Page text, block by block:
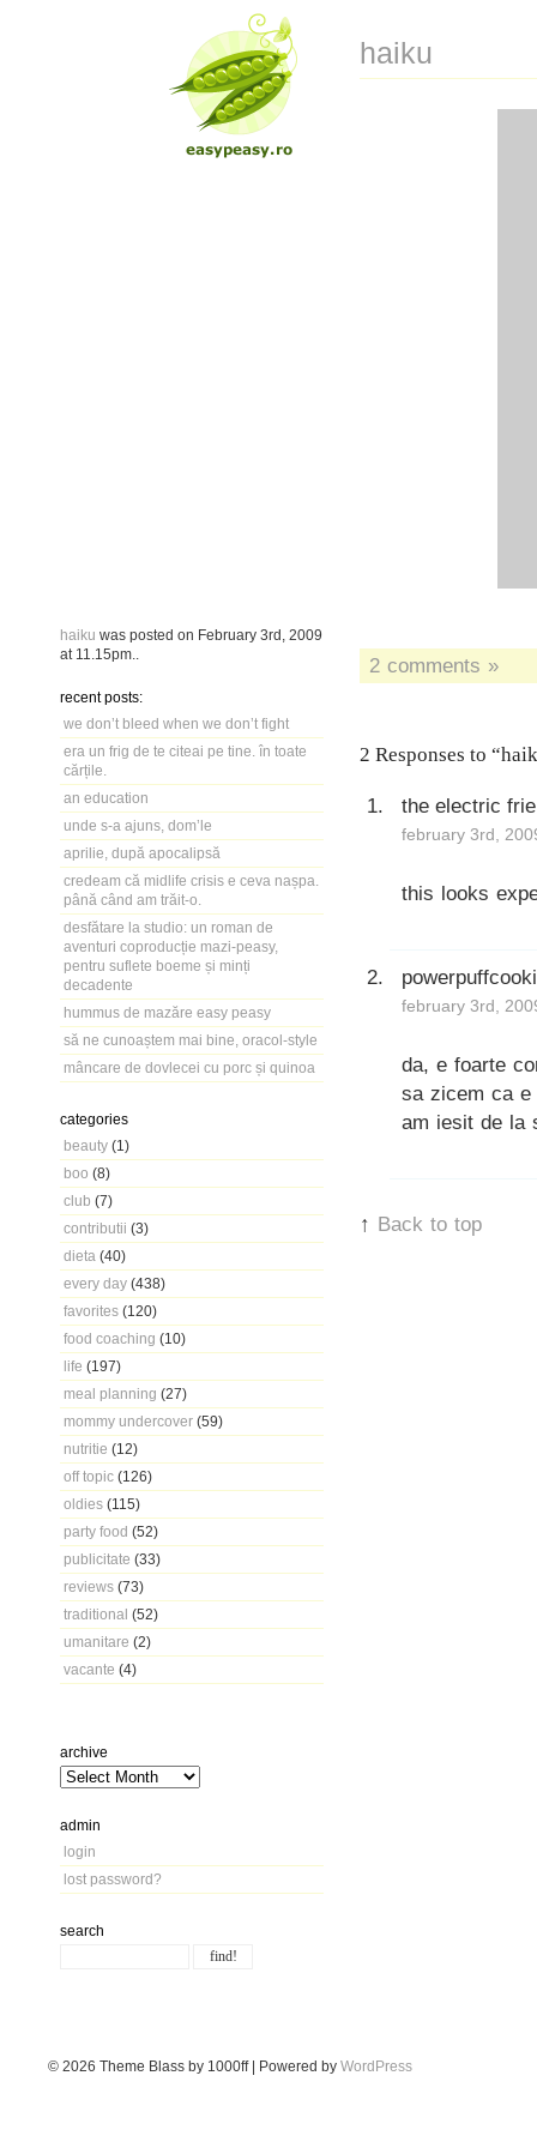
haiku was posted on February 3rd, 2009
at 11.15pm
recent posts:
we don’t bleed when we don’t fight
era un frig de te citeai pe tine. în toate
cărțile.
an education
unde s-a ajuns, dom’le
aprilie, după apocalipsă
credeam că midlife crisis e ceva nașpa.
până când am trăit-o.
desfătare la studio: un roman de
aventuri coproducție mazi-peasy,
pentru suflete boeme și minți
decadente
hummus de mazăre easy peasy
să ne cunoaștem mai bine, oracol-style
mâncare de dovlecei cu porc și quinoa
categories
beauty (1)
boo (8)
club (7)
contributii (3)
dieta (40)
every day (438)
favorites (120)
food coaching (10)
life (197)
meal planning (27)
mommy undercover (59)
nutritie (12)
off topic (126)
oldies (115)
party food (52)
publicitate (33)
reviews (73)
traditional (52)
umanitare (2)
vacante (4)
archive
admin
login
lost password?
search
haiku
2 comments »
2 Responses to
the electric
february 3rd,
this looks
february 3rd,
da, e foarte
sa zicem ca e
am iesit de la
↑ Back to top
© 2026 Theme Blass by 1000ff | Powered by WordPress